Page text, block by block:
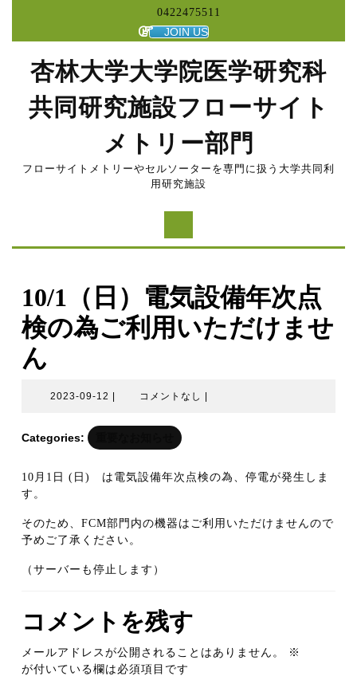
テ
0422475511
JOIN US
杏林大学大学院医学研究科
共同研究施設フローサイト
メトリー部門
フローサイトメトリーやセルソーターを専門に扱う大学共同利
用研究施設
10/1（日）電気設備年次点
検の為ご利用いただけませ
ん
2023-09-12 2023-コメントなし
Categories:
10月1日 (日) は電気設備年次点検の為、停電が発生しま
す。
そのため、FCM部門内の機器はご利用いただけませんので
予めご了承ください。
（サーバーも停止します）
コメントを残す
メールアドレスが公開されることはありません。
※
が付いている欄は必須項目です